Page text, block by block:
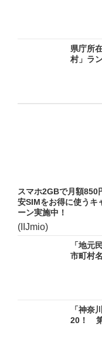
県庁所
村」ラ
スマホ2GBで月額850
安SIMをお得に使うキ
ーン実施中！
(IIJmio)
「地元
市町村
「神奈
20！ 第